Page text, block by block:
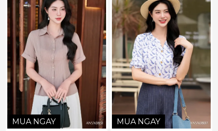
MUA NGAY MUA NGAY